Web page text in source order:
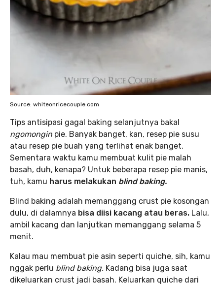
Source: whiteonricecouple.com
Tips antisipasi gagal baking selanjutnya bakal
ngomongin pie. Banyak banget, kan, resep pie susu
atau resep pie buah yang terlihat enak banget.
Sementara waktu kamu membuat kulit pie malah
basah, duh, kenapa? Untuk beberapa resep pie manis,
tuh, kamu harus melakukan blind baking.
Blind baking adalah memanggang crust pie kosongan
dulu, di dalamnya bisa diisi kacang atau beras. Lalu,
ambil kacang dan lanjutkan memanggang selama 5
menit.
Kalau mau membuat pie asin seperti quiche, sih, kamu
nggak perlu blind baking. Kadang bisa juga saat
dikeluarkan crust jadi basah. Keluarkan quiche dari